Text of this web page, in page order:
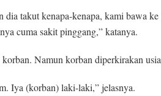
takut kenapa-kenapa, kami bawa
cuma sakit pinggang,” katanya.
Namun korban diperkirakan
Iya (korban) laki-laki,” jelasnya.